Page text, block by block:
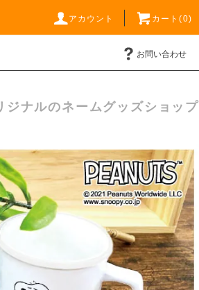
アカウント カート(0)
お問い合わせ
ジナルのネームグッズショップ